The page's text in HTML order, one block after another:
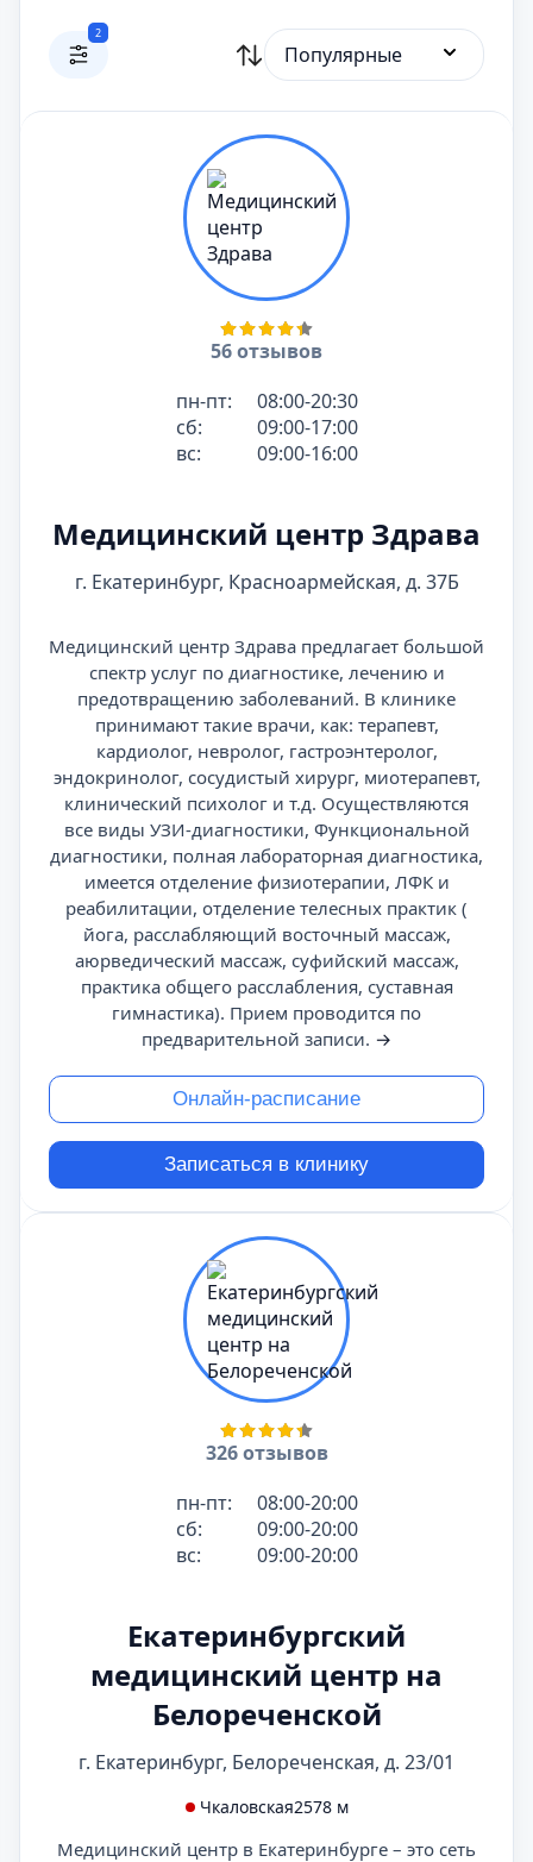
2
Популярные
56 отзывов
пн-пт:
08:00-20:30
сб:
09:00-17:00
вс:
09:00-16:00
Медицинский центр Здрава
г. Екатеринбург, Красноармейская, д. 37Б
Медицинский центр Здрава предлагает большой
спектр услуг по диагностике, лечению и
предотвращению заболеваний. В клинике
принимают такие врачи, как: терапевт,
кардиолог, невролог, гастроэнтеролог,
эндокринолог, сосудистый хирург, миотерапевт,
клинический психолог и т.д. Осуществляются
все виды УЗИ-диагностики, Функциональной
диагностики, полная лабораторная диагностика,
имеется отделение физиотерапии, ЛФК и
реабилитации, отделение телесных практик (
йога, расслабляющий восточный массаж,
аюрведический массаж, суфийский массаж,
практика общего расслабления, суставная
гимнастика). Прием проводится по
предварительной записи. →
Онлайн-расписание
Записаться в клинику
326 отзывов
пн-пт:
08:00-20:00
сб:
09:00-20:00
вс:
09:00-20:00
Екатеринбургский
медицинский центр на
Белореченской
г. Екатеринбург, Белореченская, д. 23/01
Чкаловская2578 м
Медицинский центр в Екатеринбурге – это сеть